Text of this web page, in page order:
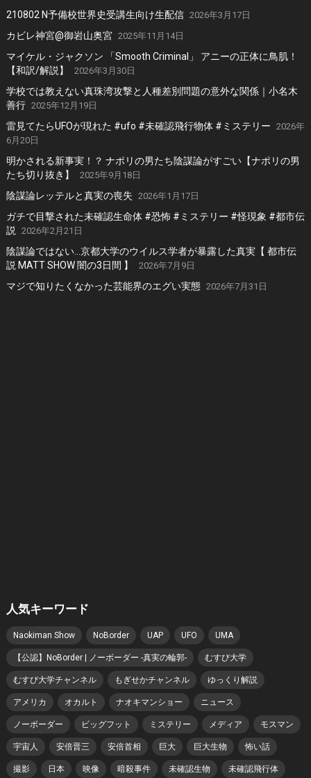
210802 N予備校世界史受講生向け生配信 2026年3月17日
カビレ神宮@御岩山奥宮 2025年11月14日
マイケル・ジャクソン 「Smooth Criminal」 アニーの正体に鳥肌！
【和訳/解説】
2026年3月30日
学校では教えない真珠湾攻撃と人種差別問題の意外な関係｜小名木
善行 2025年12月19日
雷見てたらUFOが現れた #ufo #未確認飛行物体 #ミステリー 2026年
6月20日
明かされる新事実！？ ナポリの男たち陰謀論がすごい【ナポリの男
たち切り抜き】
2025年9月18日
陰謀論レッテルと真実の喪失 2026年1月17日
ガチで目撃された未確認生命体 #恐怖 #ミステリー #怪現象 #都市伝
説
2026年2月21日
陰謀論ではない…京都大学のウイルス学者が暴露した真実【 都市伝
説 MATT SHOW 闇の3日間 】
2026年7月9日
マジで知りたくなかった芸能界のエグい実態 2026年7月31日
人気キーワード
Naokiman Show NoBorder UAP UFO UMA
【公認】NoBorder | ノーボーダー -真実の輪郭- むすび大学
むすび大学チャンネル もぎせかチャンネル ゆっくり解説
アメリカ オカルト ナオキマンショー ニュース
ノーボーダー ビッグフット ミステリー メディア モスマン
宇宙人 安倍晋三 安倍首相 巨大 巨大生物 怖い話
撮影 日本 映像 暗殺事件 未確認生物 未確認飛行体